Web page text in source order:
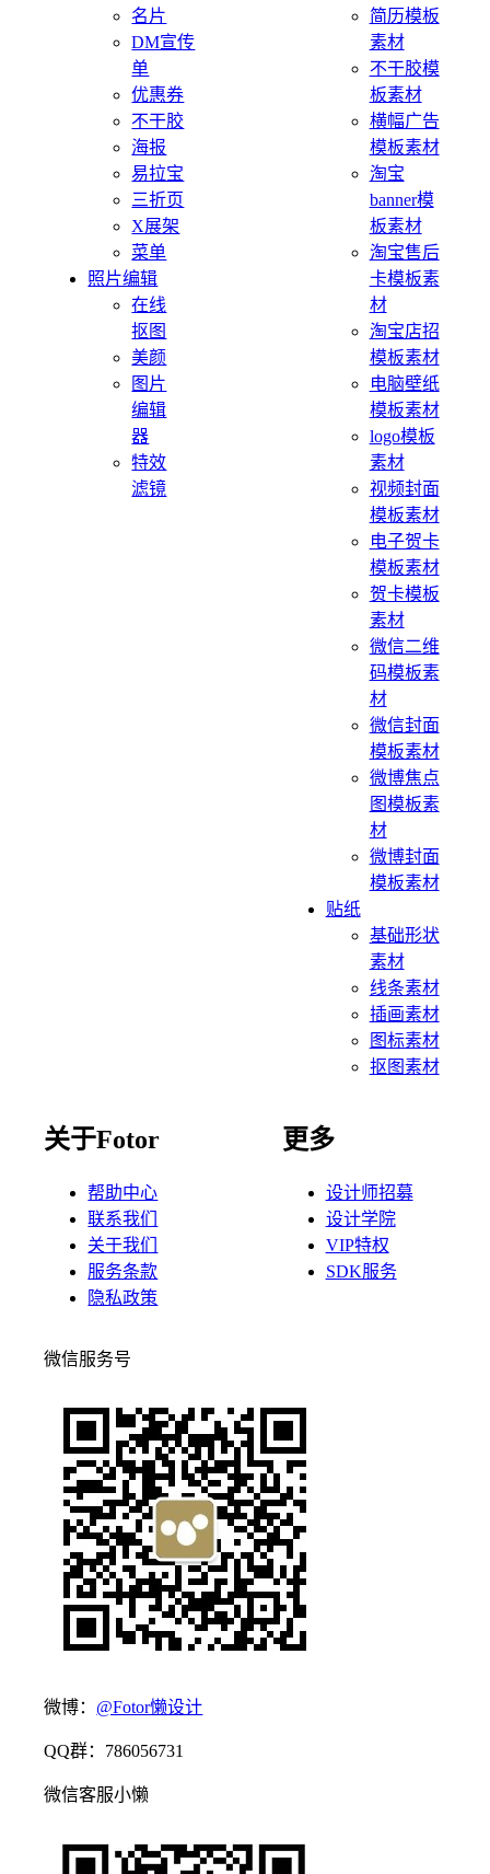
名片
DM宣传
单
优惠券
不干胶
海报
易拉宝
三折页
X展架
菜单
照片编辑
在线
抠图
美颜
图片
编辑
器
特效
滤镜
简历模板
素材
不干胶模
板素材
横幅广告
模板素材
淘宝
banner模
板素材
淘宝售后
卡模板素
材
淘宝店招
模板素材
电脑壁纸
模板素材
logo模板
素材
视频封面
模板素材
电子贺卡
模板素材
贺卡模板
素材
微信二维
码模板素
材
微信封面
模板素材
微博焦点
图模板素
材
微博封面
模板素材
贴纸
基础形状
素材
线条素材
插画素材
图标素材
抠图素材
关于Fotor
帮助中心
联系我们
关于我们
服务条款
隐私政策
更多
设计师招募
设计学院
VIP特权
SDK服务
微信服务号
微博： @Fotor懒设计
QQ群：786056731
微信客服小懒